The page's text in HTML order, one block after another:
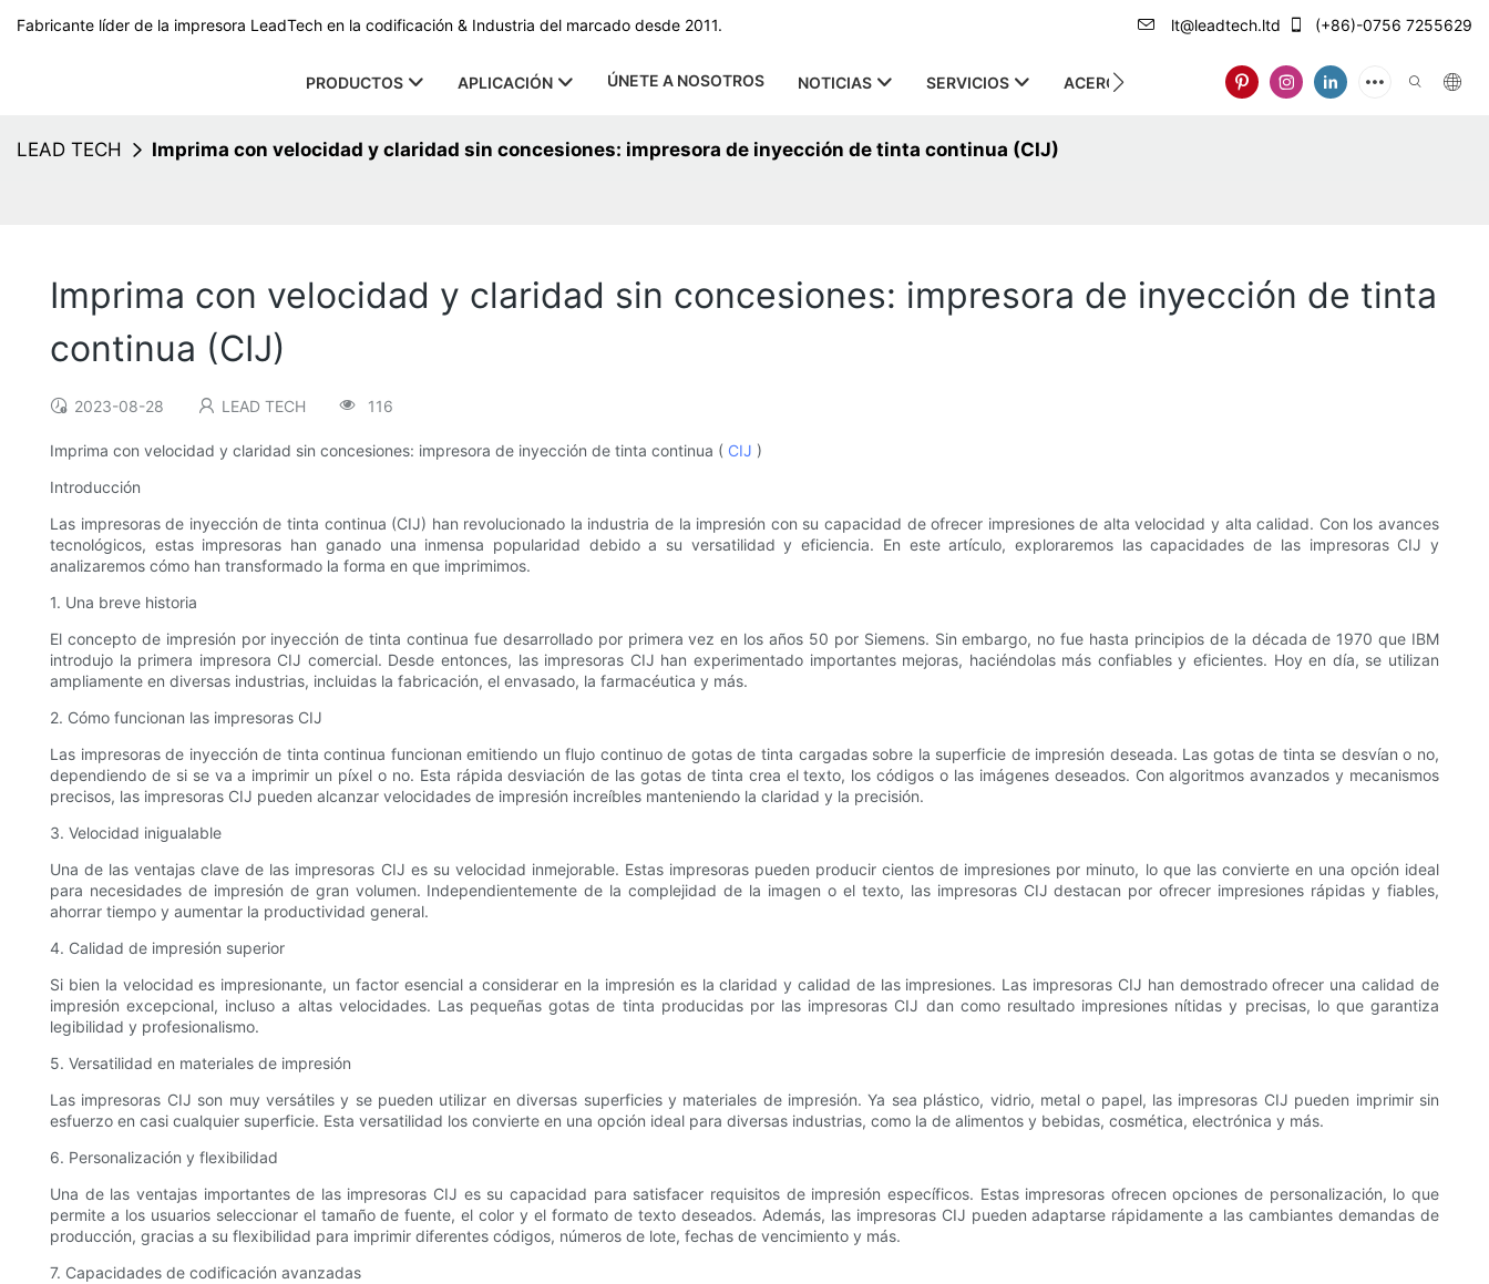
Fabricante líder de la impresora LeadTech en la codificación & Industria del marcado desde 2011. lt@leadtech.ltd (+86)-0756 7255629
PRODUCTOS APLICACIÓN ÚNETE A NOSOTROS NOTICIAS SERVICIOS ACERCA DE NOSOTROS
LEAD TECH Imprima con velocidad y claridad sin concesiones: impresora de inyección de tinta continua (CIJ)
Imprima con velocidad y claridad sin concesiones: impresora de inyección de tinta
continua (CIJ)
2023-08-28 LEAD TECH 116
Imprima con velocidad y claridad sin concesiones: impresora de inyección de tinta continua ( CIJ )
Introducción
Las impresoras de inyección de tinta continua (CIJ) han revolucionado la industria de la impresión con su capacidad de ofrecer impresiones de alta velocidad y alta calidad. Con los avances
tecnológicos, estas impresoras han ganado una inmensa popularidad debido a su versatilidad y eficiencia. En este artículo, exploraremos las capacidades de las impresoras CIJ y
analizaremos cómo han transformado la forma en que imprimimos.
1. Una breve historia
El concepto de impresión por inyección de tinta continua fue desarrollado por primera vez en los años 50 por Siemens. Sin embargo, no fue hasta principios de la década de 1970 que IBM
introdujo la primera impresora CIJ comercial. Desde entonces, las impresoras CIJ han experimentado importantes mejoras, haciéndolas más confiables y eficientes. Hoy en día, se utilizan
ampliamente en diversas industrias, incluidas la fabricación, el envasado, la farmacéutica y más.
2. Cómo funcionan las impresoras CIJ
Las impresoras de inyección de tinta continua funcionan emitiendo un flujo continuo de gotas de tinta cargadas sobre la superficie de impresión deseada. Las gotas de tinta se desvían o no,
dependiendo de si se va a imprimir un píxel o no. Esta rápida desviación de las gotas de tinta crea el texto, los códigos o las imágenes deseados. Con algoritmos avanzados y mecanismos
precisos, las impresoras CIJ pueden alcanzar velocidades de impresión increíbles manteniendo la claridad y la precisión.
3. Velocidad inigualable
Una de las ventajas clave de las impresoras CIJ es su velocidad inmejorable. Estas impresoras pueden producir cientos de impresiones por minuto, lo que las convierte en una opción ideal
para necesidades de impresión de gran volumen. Independientemente de la complejidad de la imagen o el texto, las impresoras CIJ destacan por ofrecer impresiones rápidas y fiables,
ahorrar tiempo y aumentar la productividad general.
4. Calidad de impresión superior
Si bien la velocidad es impresionante, un factor esencial a considerar en la impresión es la claridad y calidad de las impresiones. Las impresoras CIJ han demostrado ofrecer una calidad de
impresión excepcional, incluso a altas velocidades. Las pequeñas gotas de tinta producidas por las impresoras CIJ dan como resultado impresiones nítidas y precisas, lo que garantiza
legibilidad y profesionalismo.
5. Versatilidad en materiales de impresión
Las impresoras CIJ son muy versátiles y se pueden utilizar en diversas superficies y materiales de impresión. Ya sea plástico, vidrio, metal o papel, las impresoras CIJ pueden imprimir sin
esfuerzo en casi cualquier superficie. Esta versatilidad los convierte en una opción ideal para diversas industrias, como la de alimentos y bebidas, cosmética, electrónica y más.
6. Personalización y flexibilidad
Una de las ventajas importantes de las impresoras CIJ es su capacidad para satisfacer requisitos de impresión específicos. Estas impresoras ofrecen opciones de personalización, lo que
permite a los usuarios seleccionar el tamaño de fuente, el color y el formato de texto deseados. Además, las impresoras CIJ pueden adaptarse rápidamente a las cambiantes demandas de
producción, gracias a su flexibilidad para imprimir diferentes códigos, números de lote, fechas de vencimiento y más.
7. Capacidades de codificación avanzadas